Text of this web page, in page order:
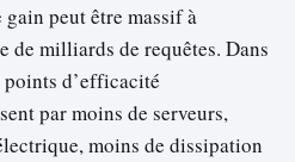
gain peut être massif à
de milliards de requêtes. Dans
points d’efficacité
par moins de serveurs,
moins de dissipation